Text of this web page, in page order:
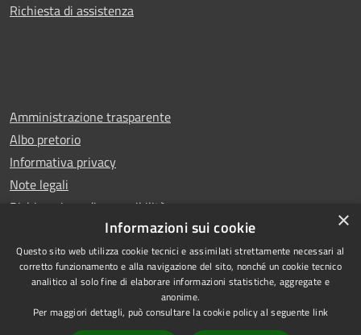
Richiesta di assistenza
Amministrazione trasparente
Albo pretorio
Informativa privacy
Note legali
Dichiarazione di accessibilità
RSS
Accessibilità
Copyright © 2025 Comune di
Trentola Ducenta
×
Informazioni sui cookie
Questo sito web utilizza cookie tecnici e assimilati strettamente necessari al
corretto funzionamento e alla navigazione del sito, nonché un cookie tecnico
analitico al solo fine di elaborare informazioni statistiche, aggregate e
anonime.
Per maggiori dettagli, può consultare la cookie policy al seguente link